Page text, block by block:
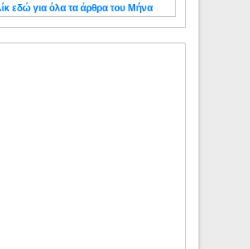
εδώ για όλα τα άρθρα του Μήνα